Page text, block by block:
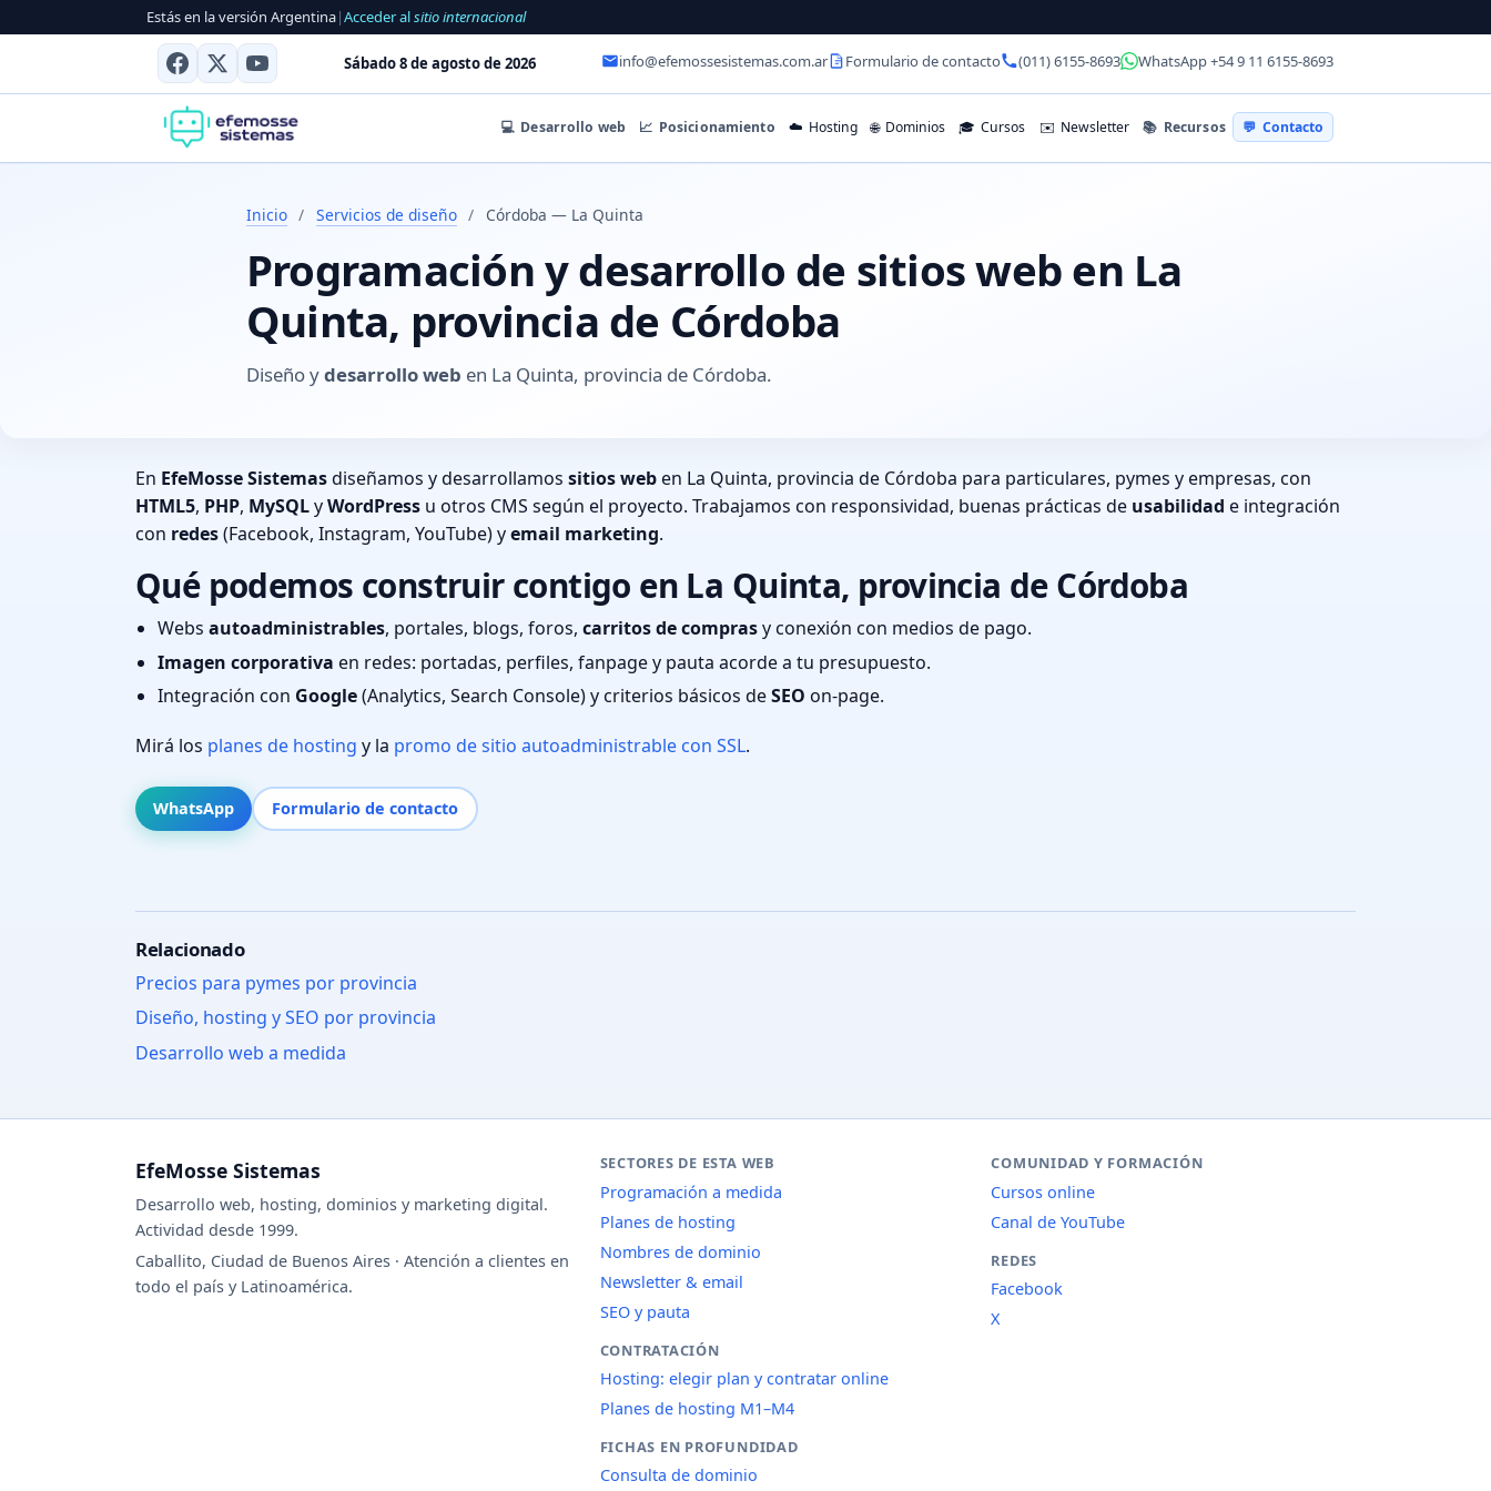
Estás en la versión Argentina|Acceder alsitio internacional
Sábado 8 de agosto de 2026 info@efemossesistemas.com.ar Formulario de contacto (011) 6155-8693 WhatsApp +54 9 11 6155-8693
💻 Desarrollo web 📈 Posicionamiento ☁️ Hosting 🌐 Dominios 🎓 Cursos ✉️ Newsletter 📚 Recursos 💬 Contacto
Inicio / Servicios de diseño / Córdoba — La Quinta
Programación y desarrollo de sitios web en La
Quinta, provincia de Córdoba
Diseño ydesarrollo web en La Quinta, provincia de Córdoba.
En EfeMosse Sistemasdiseñamos y desarrollamos sitios weben La Quinta, provincia de Córdoba para particulares, pymes y empresas, con
HTML5, PHP, MySQLyWordPress u otros CMS según el proyecto. Trabajamos con responsividad, buenas prácticas de usabilidad e integración
con redes(Facebook, Instagram, YouTube) yemail marketing.
Qué podemos construir contigo en La Quinta, provincia de Córdoba
Webs autoadministrables, portales, blogs, foros, carritos de comprasy conexión con medios de pago.
Imagen corporativa en redes: portadas, perfiles, fanpage y pauta acorde a tu presupuesto.
Integración con Google(Analytics, Search Console) y criterios básicos deSEO on-page.
Mirá los planes de hosting y la promo de sitio autoadministrable con SSL.
WhatsApp Formulario de contacto
Relacionado
Precios para pymes por provincia
Diseño, hosting y SEO por provincia
Desarrollo web a medida
EfeMosse Sistemas
Desarrollo web, hosting, dominios y marketing digital.
Actividad desde 1999.
Caballito, Ciudad de Buenos Aires · Atención a clientes en
todo el país y Latinoamérica.
SECTORES DE ESTA WEB
Programación a medida
Planes de hosting
Nombres de dominio
Newsletter & email
SEO y pauta
CONTRATACIÓN
Hosting: elegir plan y contratar online
Planes de hosting M1–M4
FICHAS EN PROFUNDIDAD
Consulta de dominio
COMUNIDAD Y FORMACIÓN
Cursos online
Canal de YouTube
REDES
Facebook
X